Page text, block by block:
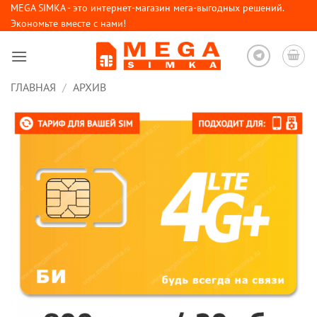
SkipMEGA SIMKA - это интернет-магазин мега-выгодных решений.
Экономьте вместе с нами!
ГЛАВНАЯ / АРХИВ